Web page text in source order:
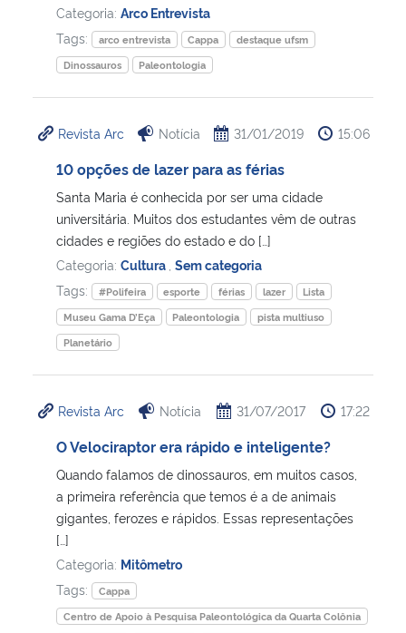
Categoria: Arco Entrevista
Tags:
arco entrevista Cappa
destaque ufsm
Dinossauros
Paleontologia
Revista Arc Notícia 31/01/2019 15:06
10 opções de lazer para as férias
Santa Maria é conhecida por ser uma cidade
universitária. Muitos dos estudantes vêm de outras
cidades e regiões do estado e do […]
Categoria: Cultura Sem categoria
Tags:
#Polifeira esporte férias lazer
Lista
Museu Gama D’Eça
Paleontologia
pista multiuso
Planetário
Revista Arc Notícia 31/07/2017 17:22
O Velociraptor era rápido e inteligente?
Quando falamos de dinossauros, em muitos casos,
a primeira referência que temos é a de animais
gigantes, ferozes e rápidos. Essas representações
[…]
Categoria: Mitômetro
Tags:
Cappa
Centro de Apoio à Pesquisa Paleontológica da Quarta Colônia